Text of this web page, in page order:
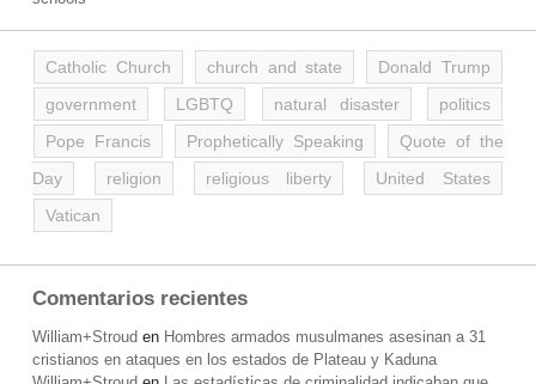
Catholic Church church and state
Donald Trump
government
LGBTQ natural disaster
politics
Pope Francis
Prophetically Speaking
Quote of the
Day
religion religious liberty
United States
Vatican
Comentarios recientes
William+Stroud en Hombres armados musulmanes asesinan a 31
cristianos en ataques en los estados de Plateau y Kaduna